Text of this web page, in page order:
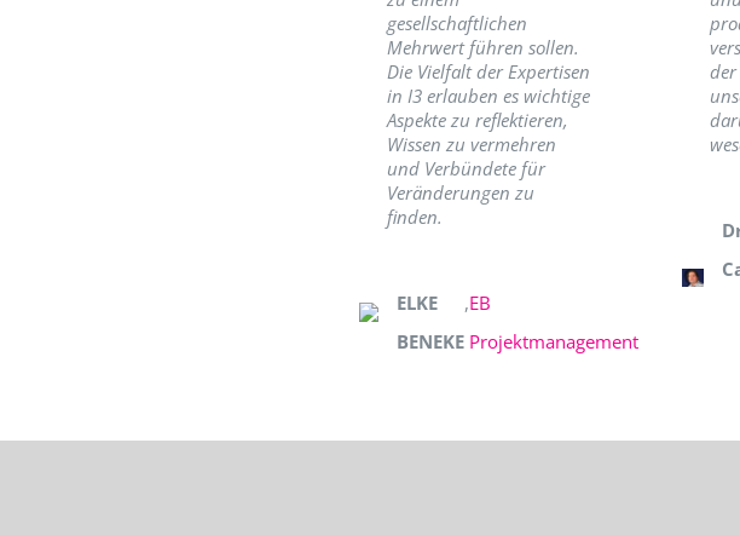
gesellschaftlichen
Mehrwert führen sollen.
Die Vielfalt der Expertisen
in I3 erlauben es wichtige
Aspekte zu reflektieren,
Wissen zu vermehren
und Verbündete für
Veränderungen zu
finden.
ELKE
BENEKE
,EB
Projektmanagement